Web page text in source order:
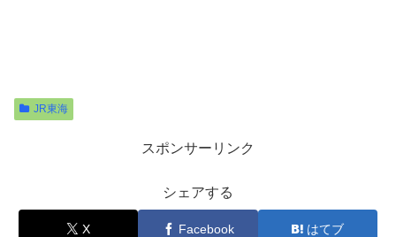
JR東海
スポンサーリンク
シェアする
X Facebook はてブ